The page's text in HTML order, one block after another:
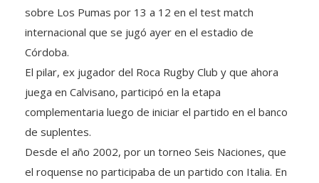
sobre Los Pumas por 13 a 12 en el test match
internacional que se jugó ayer en el estadio de
Córdoba.
El pilar, ex jugador del Roca Rugby Club y que ahora
juega en Calvisano, participó en la etapa
complementaria luego de iniciar el partido en el banco
de suplentes.
Desde el año 2002, por un torneo Seis Naciones, que
el roquense no participaba de un partido con Italia. En